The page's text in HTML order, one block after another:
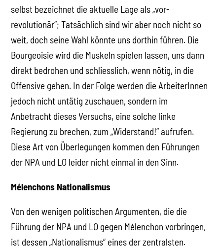
selbst bezeichnet die aktuelle Lage als „vor-
revolutionär“; Tatsächlich sind wir aber noch nicht so
weit, doch seine Wahl könnte uns dorthin führen. Die
Bourgeoisie wird die Muskeln spielen lassen, uns dann
direkt bedrohen und schliesslich, wenn nötig, in die
Offensive gehen. In der Folge werden die ArbeiterInnen
jedoch nicht untätig zuschauen, sondern im
Anbetracht dieses Versuchs, eine solche linke
Regierung zu brechen, zum „Widerstand!“ aufrufen.
Diese Art von Überlegungen kommen den Führungen
der NPA und LO leider nicht einmal in den Sinn.
Mélenchons Nationalismus
Von den wenigen politischen Argumenten, die die
Führung der NPA und LO gegen Mélenchon vorbringen,
ist dessen „Nationalismus“ eines der zentralsten.